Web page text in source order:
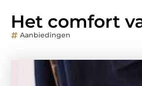
Het comfort
Aanbiedingen